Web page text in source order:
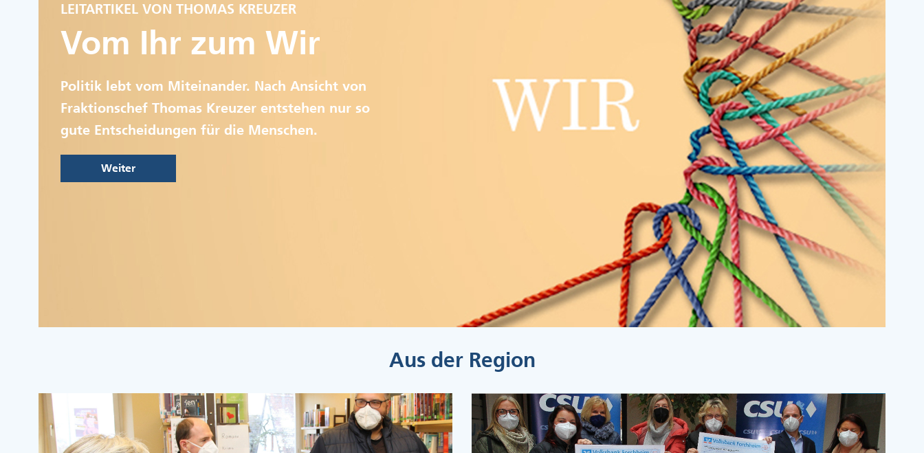
LEITARTIKEL VON THOMAS KREUZER
Vom Ihr zum Wir
Politik lebt vom Miteinander. Nach Ansicht von
Fraktionschef Thomas Kreuzer entstehen nur so
gute Entscheidungen für die Menschen.
Weiter
Aus der Region